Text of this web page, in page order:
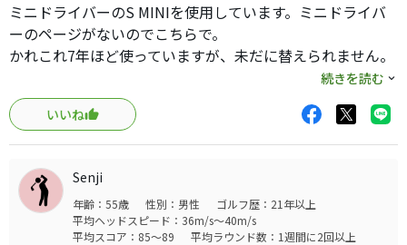
ミニドライバーのS MINIを使用しています。ミニドライバ
ーのページがないのでこちらで。
かれこれ7年ほど使っていますが、未だに替えられません。
昨今ミニドライバーが流行っていますので、話題のクラブ
を試打しますが、飛距離は変わらないですし、直打ちはむ
しろこちらのほうが打ちやすい。
SLDRのドライバーは飛距離はすごいが、ぴーきな感じが否
めないですが、こちらは全くそんなこともなくヘッドの返
りも優秀で右に滑ることはありません。ミニドライバーが
気になってるけど、高くてなかなか手が出ないのであれば
一度中古で状態の良いものを探してみてはと思います。最
続きを読む
いいね
Senji
年齢：55歳 性別：男性
ゴルフ歴：21年以上
平均ヘッドスピード：36m/s～40m/s
平均スコア：85～89
平均ラウンド数：1週間に2回以上